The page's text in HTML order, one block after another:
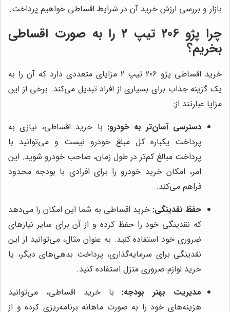
بازار و بررسی ارزش خرید آن در شرایط اقساطی خواهیم پرداخت.
چرا پژو 206 تیپ 2 را به صورت اقساطی
بخریم؟
خرید اقساطی پژو 206 تیپ 2 مزایای متعددی دارد که آن را به
یک گزینه جذاب برای بسیاری از افراد تبدیل می‌کند. برخی از این
مزایا عبارتند از:
دسترسی آسان‌تر به خودرو: با خرید اقساطی، نیازی به
پرداخت یکباره کل مبلغ خودرو نیست و می‌توانید با
پرداخت مبالغ کم‌تر در طول زمان، صاحب خودرو شوید. این
امر، امکان خرید خودرو را برای افرادی با بودجه محدود
فراهم می‌کند.
حفظ نقدینگی: خرید اقساطی به شما این امکان را می‌دهد
که نقدینگی خود را حفظ کرده و از آن برای سایر نیازهای
ضروری خود استفاده کنید. به عنوان مثال، می‌توانید از این
نقدینگی برای سرمایه‌گذاری، پرداخت بدهی‌های دیگر، یا
خرید لوازم ضروری منزل استفاده کنید.
مدیریت بهتر بودجه: با خرید اقساطی، می‌توانید
هزینه‌های خود را به صورت ماهانه برنامه‌ریزی کرده و از